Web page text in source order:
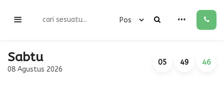
Sabtu
08 Agustus 2026
05 49 46